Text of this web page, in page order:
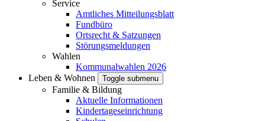
Service
Amtliches Mitteilungsblatt
Fundbüro
Ortsrecht & Satzungen
Störungsmeldungen
Wahlen
Kommunalwahlen 2026
Leben & Wohnen
Toggle submenu
Familie & Bildung
Aktuelle Informationen
Kindertageseinrichtung